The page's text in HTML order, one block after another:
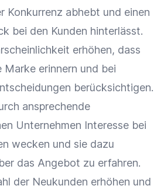
Konkurrenz abhebt und einen
bei den Kunden hinterlässt.
erhöhen, dass
Marke erinnern und bei
berücksichtigen.
ansprechende
Unternehmen Interesse bei
wecken und sie dazu
das Angebot zu erfahren.
der Neukunden erhöhen und